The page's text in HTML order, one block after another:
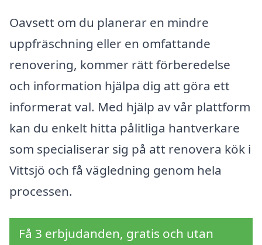
Oavsett om du planerar en mindre
uppfräschning eller en omfattande
renovering, kommer rätt förberedelse
och information hjälpa dig att göra ett
informerat val. Med hjälp av vår plattform
kan du enkelt hitta pålitliga hantverkare
som specialiserar sig på att renovera kök i
Vittsjö och få vägledning genom hela
processen.
Få 3 erbjudanden, gratis och utan